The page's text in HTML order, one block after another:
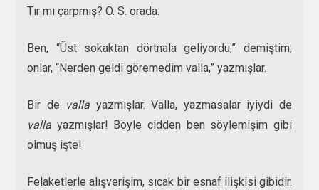
Tır mı çarpmış? O. S. orada.
Ben, “Üst sokaktan dörtnala geliyordu,” demiştim,
onlar, “Nerden geldi göremedim valla,” yazmışlar.
Bir de valla yazmışlar. Valla, yazmasalar iyiydi de
valla yazmışlar! Böyle cidden ben söylemişim gibi
olmuş işte!
Felaketlerle alışverişim, sıcak bir esnaf ilişkisi gibidir.